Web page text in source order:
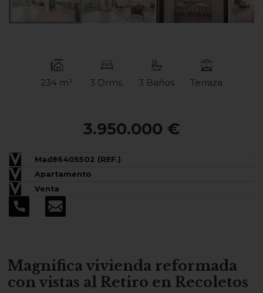
234 m² 3 Drms. 3 Baños Terraza
3.950.000 €
Mad86405502 (REF.)
Apartamento
Venta
Magnifica vivienda reformada
con vistas al Retiro en Recoletos